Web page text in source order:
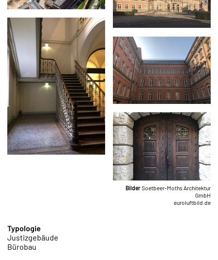
BilderSoetbeer-Moths Architektur
GmbH
euroluftbild.de
Typologie
Justizgebäude
Bürobau